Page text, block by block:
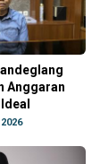
Anggaran